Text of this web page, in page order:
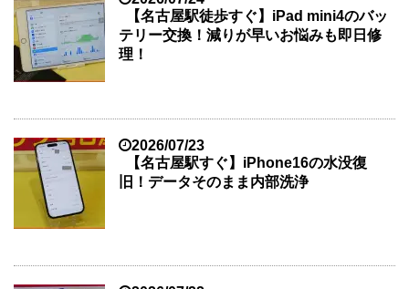
【名古屋駅徒歩すぐ】iPad mini4のバッ
テリー交換！減りが早いお悩みも即日修
理！
2026/07/23
【名古屋駅すぐ】iPhone16の水没復
旧！データそのまま内部洗浄